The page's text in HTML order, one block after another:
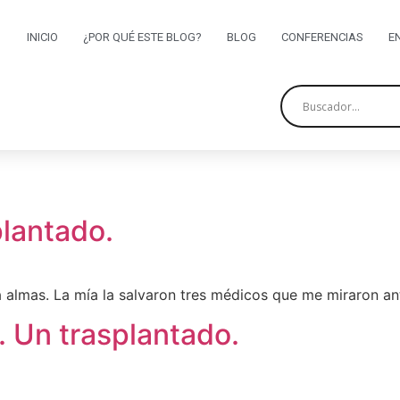
INICIO ¿POR QUÉ ESTE BLOG? BLOG CONFERENCIAS
La mía la salvaron tres médicos que me miraron
Un trasplantado.